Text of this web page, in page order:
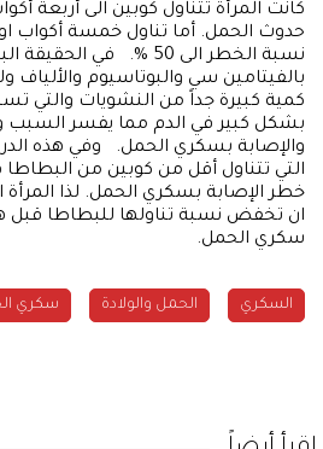
كانت المرأة تتناول كوبين الى أربعة
حدوث الحمل. أما تناول خمسة أكواب
نسبة الخطر الى 50 %. في
بالفيتامين سي والبوتاسيوم والألياف
كمية كبيرة جداً من النشويات والتي
بشكل كبير في الدم مما يفسر السبب
والإصابة بسكري الحمل. وفي هذه
التي تتناول أقل من كوبين من
خطر الإصابة بسكري الحمل. لذا
ان تخفض نسبة تناولها للبطاطا قبل
سكري الحمل.
السكري الحمل والولادة سكري